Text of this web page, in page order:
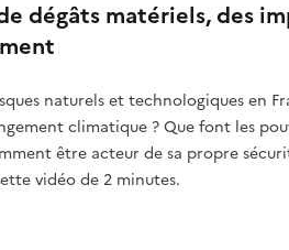
dégâts matériels, des
naturels et technologiques en
climatique ? Que font les
être acteur de sa propre
vidéo de 2 minutes.